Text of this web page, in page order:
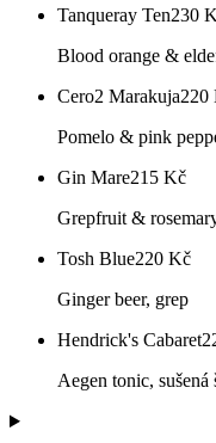
Tanqueray Ten230
Blood orange &
Cero2 Marakuja220
Pomelo & pink
Gin Mare215 Kč
Grepfruit &
Tosh Blue220 Kč
Ginger beer, grep
Hendrick's Cabaret
Aegen tonic, sušená